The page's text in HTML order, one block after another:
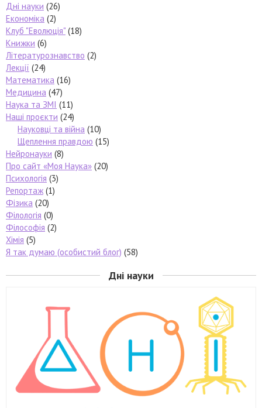
Дні науки (26)
Економіка (2)
Клуб "Еволюція" (18)
Книжки (6)
Літературознавство (2)
Лекції (24)
Математика (16)
Медицина (47)
Наука та ЗМІ (11)
Наші проєкти (24)
Науковці та війна (10)
Щеплення правдою (15)
Нейронауки (8)
Про сайт «Моя Наука» (20)
Психологія (3)
Репортаж(1)
Фізика (20)
Філологія (0)
Філософія (2)
Хімія (5)
Я так думаю (особистий блог) (58)
Дні науки